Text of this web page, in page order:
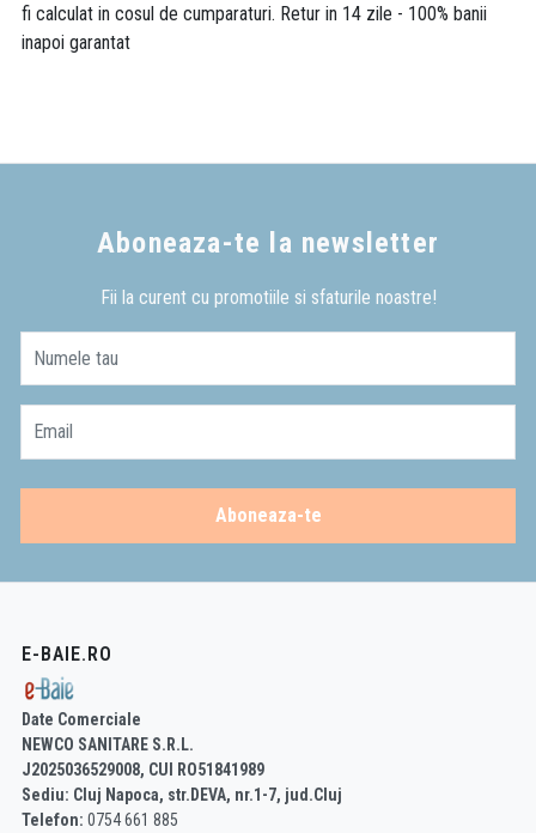
fi calculat in cosul de cumparaturi. Retur in 14 zile - 100% banii
inapoi garantat
Aboneaza-te la newsletter
Fii la curent cu promotiile si sfaturile noastre!
Numele tau
Email
Aboneaza-te
E-BAIE.RO
Date Comerciale
NEWCO SANITARE S.R.L.
J2025036529008, CUI RO51841989
Sediu: Cluj Napoca, str.DEVA, nr.1-7, jud.Cluj
Telefon: 0754 661 885